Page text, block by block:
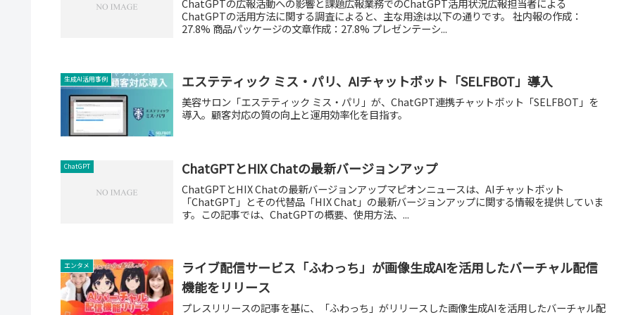
ChatGPTの活用方法に関する調査によると、主な用途は以下の通りです。 社内報の作成：
27.8% 商品パッケージの文章作成：27.8% プレゼンテーシ...
生成AI活用事例 エステティック ミス・パリ、AIチャットボット「SELFBOT」導入
美容サロン「エステティック ミス・パリ」が、ChatGPT連携チャットボット「SELFBOT」を
導入。顧客対応の質の向上と運用効率化を目指す。
ChatGPT ChatGPTとHIX Chatの最新バージョンアップ
ChatGPTとHIX Chatの最新バージョンアップマピオンニュースは、AIチャットボット
「ChatGPT」とその代替品「HIX Chat」の最新バージョンアップに関する情報を提供していま
す。この記事では、ChatGPTの概要、使用方法、...
エンタメ
ライブ配信サービス「ふわっち」が画像生成AIを活用したバーチャル配信
機能をリリース
プレスリリースの記事を基に、「ふわっち」がリリースした画像生成AIを活用したバーチャル配